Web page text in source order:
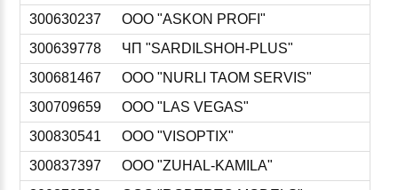
300630237
ООО "ASKON PROFI"
300639778
ЧП "SARDILSHOH-PLUS"
300681467
ООО "NURLI TAOM SERVIS"
300709659
ООО "LAS VEGAS"
300830541
ООО "VISOPTIX"
300837397
ООО "ZUHAL-KAMILA"